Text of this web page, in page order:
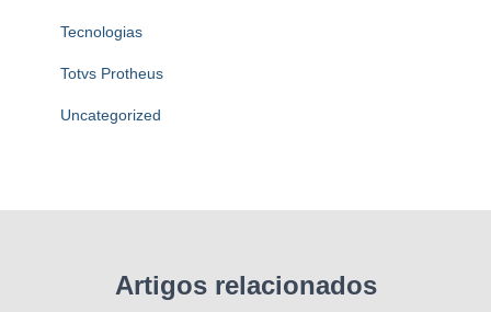
Tecnologias
Totvs Protheus
Uncategorized
Artigos relacionados